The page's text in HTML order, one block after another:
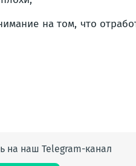
на том, что
на наш Telegram-канал